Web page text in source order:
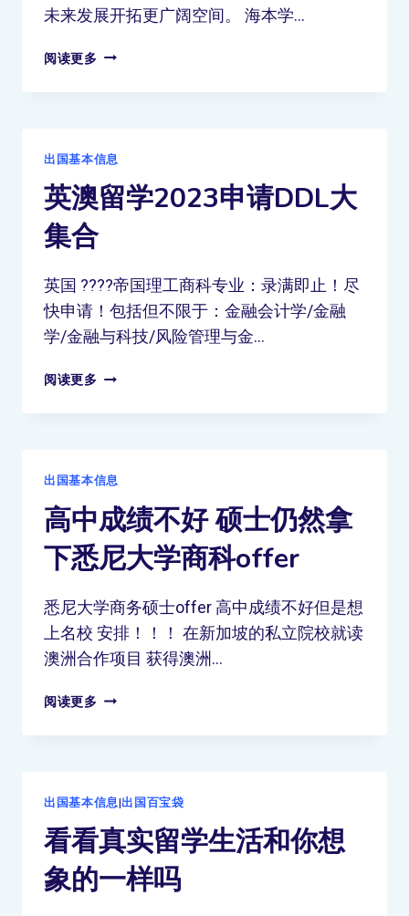
未来发展开拓更广阔空间。 海本学…
阅读更多
出国基本信息
英澳留学2023申请DDL大
集合
英国 ????帝国理工商科专业：录满即止！尽
快申请！包括但不限于：金融会计学/金融
学/金融与科技/风险管理与金…
阅读更多
出国基本信息
高中成绩不好 硕士仍然拿
下悉尼大学商科offer
悉尼大学商务硕士offer 高中成绩不好但是想
上名校 安排！！！ 在新加坡的私立院校就读
澳洲合作项目 获得澳洲…
阅读更多
出国基本信息|出国百宝袋
看看真实留学生活和你想
象的一样吗